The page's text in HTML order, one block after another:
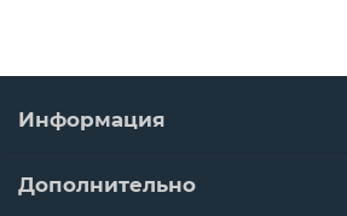
Информация
Дополнительно